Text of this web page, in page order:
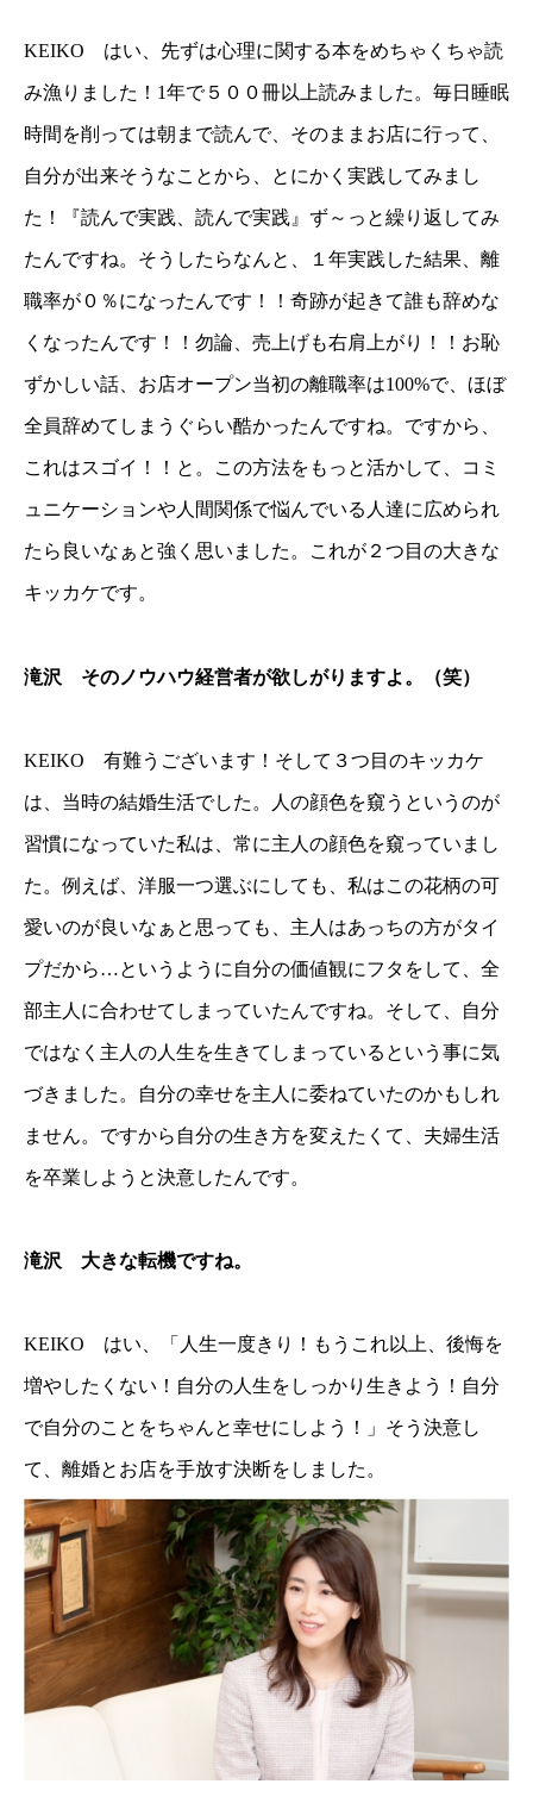
KEIKO はい、先ずは心理に関する本をめちゃくちゃ読
み漁りました！1年で５００冊以上読みました。毎日睡眠
時間を削っては朝まで読んで、そのままお店に行って、
自分が出来そうなことから、とにかく実践してみまし
た！『読んで実践、読んで実践』ず～っと繰り返してみ
たんですね。そうしたらなんと、１年実践した結果、離
職率が０％になったんです！！奇跡が起きて誰も辞めな
くなったんです！！勿論、売上げも右肩上がり！！お恥
ずかしい話、お店オープン当初の離職率は100%で、ほぼ
全員辞めてしまうぐらい酷かったんですね。ですから、
これはスゴイ！！と。この方法をもっと活かして、コミ
ュニケーションや人間関係で悩んでいる人達に広められ
たら良いなぁと強く思いました。これが２つ目の大きな
キッカケです。
滝沢 そのノウハウ経営者が欲しがりますよ。（笑）
KEIKO 有難うございます！そして３つ目のキッカケ
は、当時の結婚生活でした。人の顔色を窺うというのが
習慣になっていた私は、常に主人の顔色を窺っていまし
た。例えば、洋服一つ選ぶにしても、私はこの花柄の可
愛いのが良いなぁと思っても、主人はあっちの方がタイ
プだから…というように自分の価値観にフタをして、全
部主人に合わせてしまっていたんですね。そして、自分
ではなく主人の人生を生きてしまっているという事に気
づきました。自分の幸せを主人に委ねていたのかもしれ
ません。ですから自分の生き方を変えたくて、夫婦生活
を卒業しようと決意したんです。
滝沢 大きな転機ですね。
KEIKO はい、「人生一度きり！もうこれ以上、後悔を
増やしたくない！自分の人生をしっかり生きよう！自分
で自分のことをちゃんと幸せにしよう！」そう決意し
て、離婚とお店を手放す決断をしました。